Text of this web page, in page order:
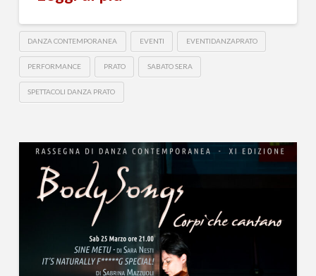
DANZA CONTEMPORANEA EVENTI EVENTIDANZAPRATO
PERFORMANCE PRATO SABATO SERA
SPETTACOLI DANZA PRATO